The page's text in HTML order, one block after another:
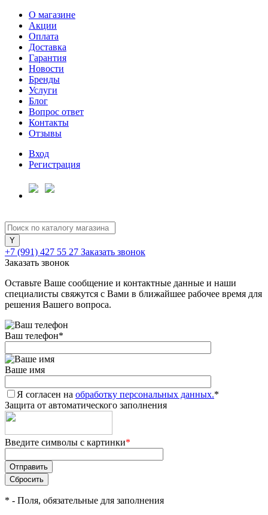
О магазине
Акции
Оплата
Доставка
Гарантия
Новости
Бренды
Услуги
Блог
Вопрос ответ
Контакты
Отзывы
Вход
Регистрация
+7 (991) 427 55 27 Заказать звонок
Заказать звонок
Оставьте Ваше сообщение и контактные данные и наши
специалисты свяжутся с Вами в ближайшее рабочее время для
решения Вашего вопроса.
Ваш телефон*
Ваше имя
Я согласен на обработку персональных данных.*
Защита от автоматического заполнения
Введите символы с картинки*
* - Поля, обязательные для заполнения